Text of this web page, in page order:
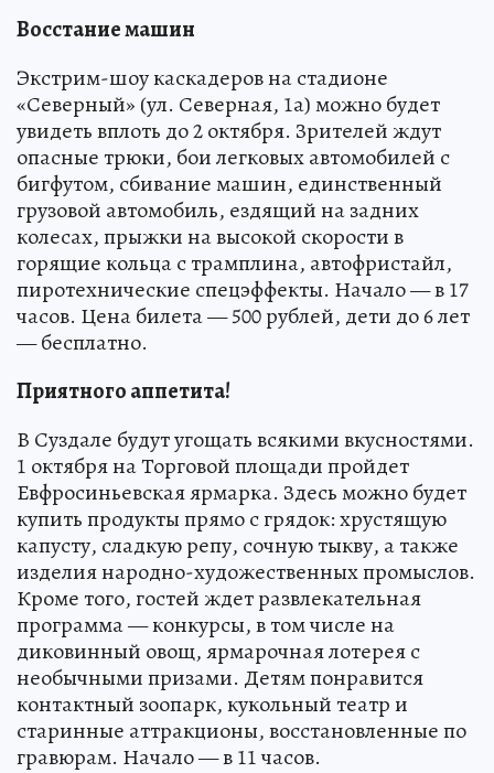
Восстание машин
Экстрим-шоу каскадеров на стадионе
«Северный» (ул. Северная, 1а) можно будет
увидеть вплоть до 2 октября. Зрителей ждут
опасные трюки, бои легковых автомобилей с
бигфутом, сбивание машин, единственный
грузовой автомобиль, ездящий на задних
колесах, прыжки на высокой скорости в
горящие кольца с трамплина, автофристайл,
пиротехнические спецэффекты. Начало — в 17
часов. Цена билета — 500 рублей, дети до 6 лет
— бесплатно.
Приятного аппетита!
В Суздале будут угощать всякими вкусностями.
1 октября на Торговой площади пройдет
Евфросиньевская ярмарка. Здесь можно будет
купить продукты прямо с грядок: хрустящую
капусту, сладкую репу, сочную тыкву, а также
изделия народно-художественных промыслов.
Кроме того, гостей ждет развлекательная
программа — конкурсы, в том числе на
диковинный овощ, ярмарочная лотерея с
необычными призами. Детям понравится
контактный зоопарк, кукольный театр и
старинные аттракционы, восстановленные по
гравюрам. Начало — в 11 часов.